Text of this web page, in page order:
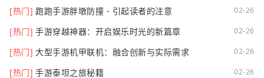
[热门] 跑跑手游胖墩防撞 - 引起读者的注意 02-26
[热门] 手游穿越神器：开启娱乐时光的新篇章 02-26
[热门] 大型手游机甲联机：融合创新与实际需求 02-26
[热门] 手游泰坦之旅秘籍 02-26